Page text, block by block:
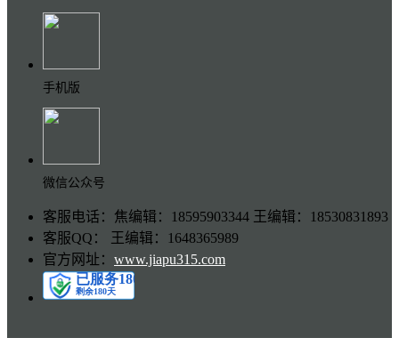
手机版
微信公众号
客服电话：焦编辑：18595903344 王编辑：18530831893
客服QQ： 王编辑：1648365989
官方网址： www.jiapu315.com